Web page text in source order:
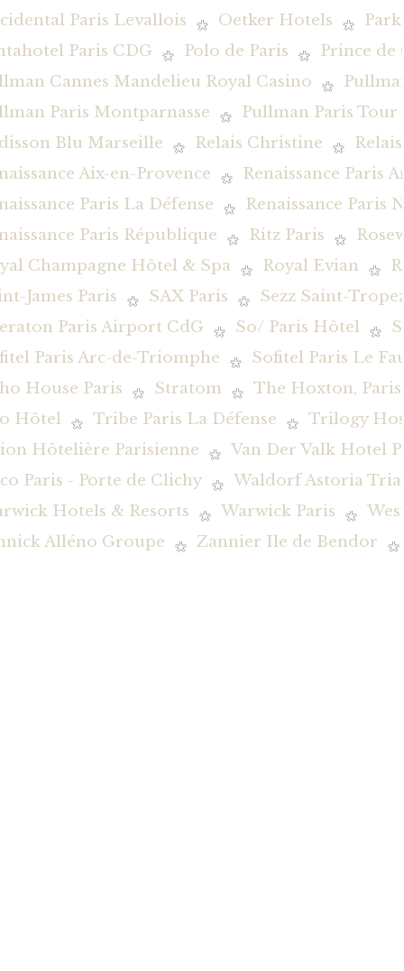
Paris Levallois Oetker Hotels
Paris CDG
Polo de Paris
Prince de
Cannes Mandelieu Royal Casino
Paris Montparnasse
Pullman Paris Tour
Blu Marseille
Relais Christine
Aix-en-Provence
Renaissance Paris
Paris La Défense
Renaissance Paris
Paris République
Ritz Paris
Champagne Hôtel & Spa
Royal Evian
James Paris
SAX Paris
Sezz Saint-
Paris Airport CdG
So/ Paris Hôtel
Paris Arc-de-Triomphe
Sofitel Paris Le
House Paris
Stratom
The Hoxton, Paris
Hôtel
Tribe Paris La Défense
Trilogy
Hôtelière Parisienne
Van Der Valk Hotel
Paris - Porte de Clichy
Waldorf Astoria
Hotels & Resorts
Warwick Paris
Alléno Groupe
Zannier Ile de Bendor